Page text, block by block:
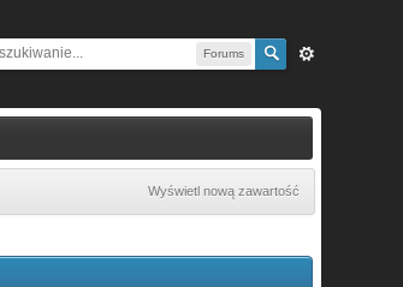
Forums
Wyświetl nową zawartość